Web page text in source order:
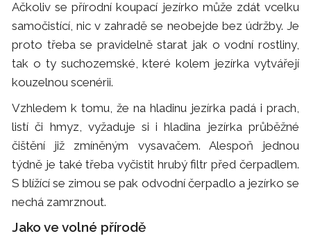
Ačkoliv se přírodní koupací jezírko může zdát vcelku
samočistící, nic v zahradě se neobejde bez údržby. Je
proto třeba se pravidelně starat jak o vodní rostliny,
tak o ty suchozemské, které kolem jezírka vytvářejí
kouzelnou scenérii.
Vzhledem k tomu, že na hladinu jezírka padá i prach,
listí či hmyz, vyžaduje si i hladina jezírka průběžné
čištění již zmíněným vysavačem. Alespoň jednou
týdně je také třeba vyčistit hrubý filtr před čerpadlem.
S blížící se zimou se pak odvodní čerpadlo a jezírko se
nechá zamrznout.
Jako ve volné přírodě